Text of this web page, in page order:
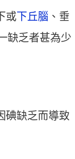
或 下丘腦 、垂
缺乏者甚為少
碘缺乏而導致